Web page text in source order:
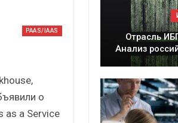
PAAS/IAAS
о
as a Service
Отрасль ИБП в депрессии?
Анализ российского рынка ИБП